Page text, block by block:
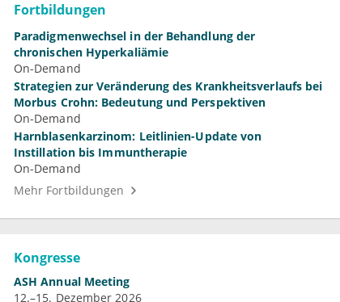
Fortbildungen
Paradigmenwechsel in der Behandlung der
chronischen Hyperkaliämie
On-Demand
Strategien zur Veränderung des Krankheitsverlaufs bei
Morbus Crohn: Bedeutung und Perspektiven
On-Demand
Harnblasenkarzinom: Leitlinien-Update von
Instillation bis Immuntherapie
On-Demand
Mehr Fortbildungen
Kongresse
ASH Annual Meeting
12.–15. Dezember 2026